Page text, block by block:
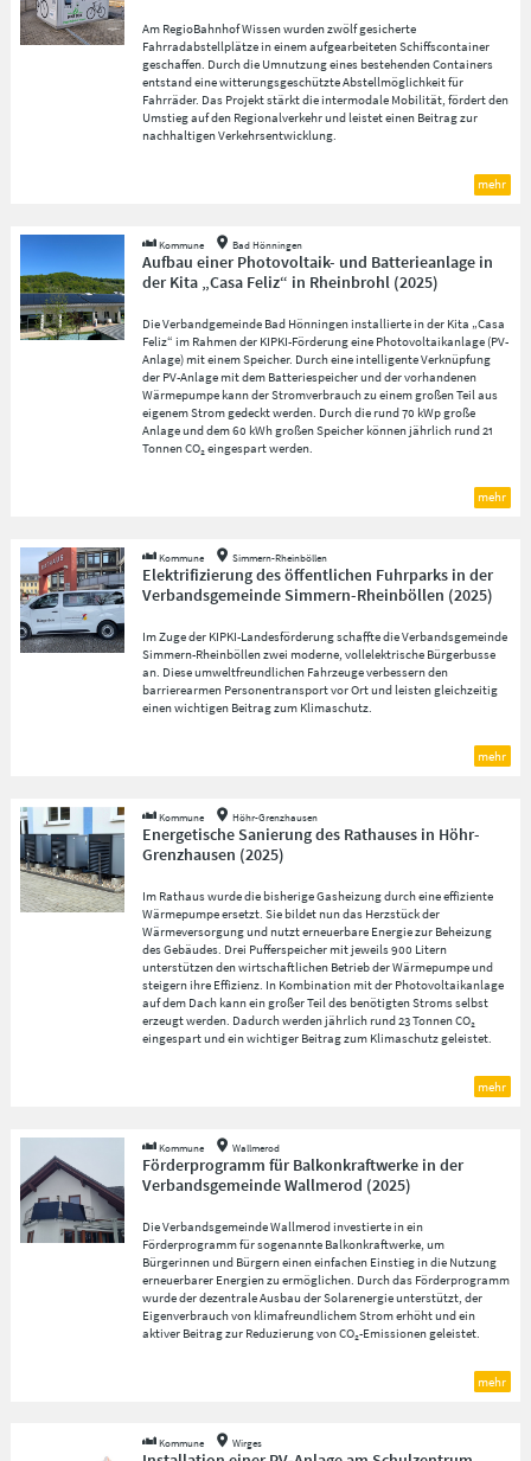
Am RegioBahnhof Wissen wurden zwölf gesicherte
Fahrradabstellplätze in einem aufgearbeiteten Schiffscontainer
geschaffen. Durch die Umnutzung eines bestehenden Containers
entstand eine witterungsgeschützte Abstellmöglichkeit für
Fahrräder. Das Projekt stärkt die intermodale Mobilität, fördert den
Umstieg auf den Regionalverkehr und leistet einen Beitrag zur
nachhaltigen Verkehrsentwicklung.
mehr
Aufbau einer Photovoltaik- und Batterieanlage in
der Kita „Casa Feliz“ in Rheinbrohl (2025)
Kommune Bad Hönningen
Die Verbandgemeinde Bad Hönningen installierte in der Kita „Casa
Feliz“ im Rahmen der KIPKI-Förderung eine Photovoltaikanlage (PV-
Anlage) mit einem Speicher. Durch eine intelligente Verknüpfung
der PV-Anlage mit dem Batteriespeicher und der vorhandenen
Wärmepumpe kann der Stromverbrauch zu einem großen Teil aus
eigenem Strom gedeckt werden. Durch die rund 70 kWp große
Anlage und dem 60 kWh großen Speicher können jährlich rund 21
Tonnen CO₂ eingespart werden.
mehr
Elektrifizierung des öffentlichen Fuhrparks in der
Verbandsgemeinde Simmern-Rheinböllen (2025)
Kommune Simmern-Rheinböllen
Im Zuge der KIPKI-Landesförderung schaffte die Verbandsgemeinde
Simmern-Rheinböllen zwei moderne, vollelektrische Bürgerbusse
an. Diese umweltfreundlichen Fahrzeuge verbessern den
barrierearmen Personentransport vor Ort und leisten gleichzeitig
einen wichtigen Beitrag zum Klimaschutz.
mehr
Energetische Sanierung des Rathauses in Höhr-
Grenzhausen (2025)
Kommune Höhr-Grenzhausen
Im Rathaus wurde die bisherige Gasheizung durch eine effiziente
Wärmepumpe ersetzt. Sie bildet nun das Herzstück der
Wärmeversorgung und nutzt erneuerbare Energie zur Beheizung
des Gebäudes. Drei Pufferspeicher mit jeweils 900 Litern
unterstützen den wirtschaftlichen Betrieb der Wärmepumpe und
steigern ihre Effizienz. In Kombination mit der Photovoltaikanlage
auf dem Dach kann ein großer Teil des benötigten Stroms selbst
erzeugt werden. Dadurch werden jährlich rund 23 Tonnen CO₂
eingespart und ein wichtiger Beitrag zum Klimaschutz geleistet.
mehr
Förderprogramm für Balkonkraftwerke in der
Verbandsgemeinde Wallmerod (2025)
Kommune Wallmerod
Die Verbandsgemeinde Wallmerod investierte in ein
Förderprogramm für sogenannte Balkonkraftwerke, um
Bürgerinnen und Bürgern einen einfachen Einstieg in die Nutzung
erneuerbarer Energien zu ermöglichen. Durch das Förderprogramm
wurde der dezentrale Ausbau der Solarenergie unterstützt, der
Eigenverbrauch von klimafreundlichem Strom erhöht und ein
aktiver Beitrag zur Reduzierung von CO₂-Emissionen geleistet.
mehr
Kommune Wirges